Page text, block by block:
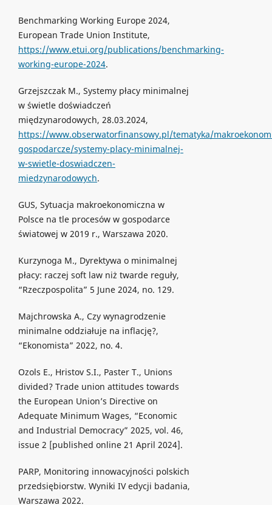
Benchmarking Working Europe 2024,
European Trade Union Institute,
https://www.etui.org/publications/benchmarking-
working-europe-2024.
Grzejszczak M., Systemy płacy minimalnej
w świetle doświadczeń
międzynarodowych, 28.03.2024,
https://www.obserwatorfinansowy.pl/tematyka/
gospodarcze/systemy-placy-minimalnej-
w-swietle-doswiadczen-
miedzynarodowych.
GUS, Sytuacja makroekonomiczna w
Polsce na tle procesów w gospodarce
światowej w 2019 r., Warszawa 2020.
Kurzynoga M., Dyrektywa o minimalnej
płacy: raczej soft law niż twarde reguły,
“Rzeczpospolita” 5 June 2024, no. 129.
Majchrowska A., Czy wynagrodzenie
minimalne oddziałuje na inflację?,
“Ekonomista” 2022, no. 4.
Ozols E., Hristov S.I., Paster T., Unions
divided? Trade union attitudes towards
the European Union’s Directive on
Adequate Minimum Wages, “Economic
and Industrial Democracy” 2025, vol. 46,
issue 2 [published online 21 April 2024].
PARP, Monitoring innowacyjności polskich
przedsiębiorstw. Wyniki IV edycji badania,
Warszawa 2022.